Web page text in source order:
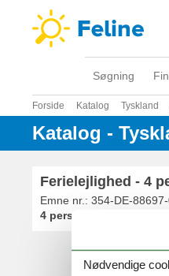
Søgning
Forside Katalog Tyskland
Katalog -
Ferielejlighed - 4
Emne nr.: 354-DE-
4 personer
Nødvendige